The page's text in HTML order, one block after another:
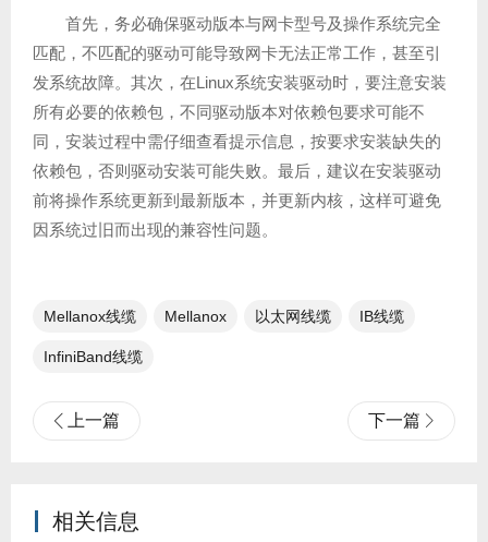
首先，务必确保驱动版本与网卡型号及操作系统完全
匹配，不匹配的驱动可能导致网卡无法正常工作，甚至引
发系统故障。其次，在Linux系统安装驱动时，要注意安装
所有必要的依赖包，不同驱动版本对依赖包要求可能不
同，安装过程中需仔细查看提示信息，按要求安装缺失的
依赖包，否则驱动安装可能失败。最后，建议在安装驱动
前将操作系统更新到最新版本，并更新内核，这样可避免
因系统过旧而出现的兼容性问题。
Mellanox线缆 Mellanox 以太网线缆 IB线缆​
InfiniBand线缆
上一篇 下一篇
相关信息